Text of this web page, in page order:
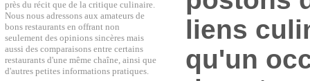
près du récit que de la critique culinaire.
Nous nous adressons aux amateurs de
bons restaurants en offrant non
seulement des opinions sincères mais
aussi des comparaisons entre certains
restaurants d'une même chaîne, ainsi que
d'autres petites informations pratiques.
liens
qu'un